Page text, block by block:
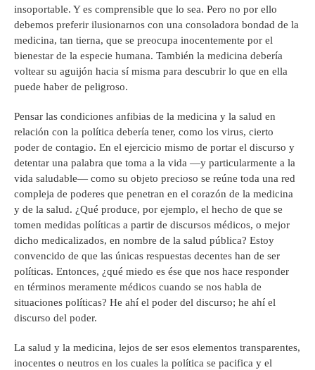
insoportable. Y es comprensible que lo sea. Pero no por ello
debemos preferir ilusionarnos con una consoladora bondad de la
medicina, tan tierna, que se preocupa inocentemente por el
bienestar de la especie humana. También la medicina debería
voltear su aguijón hacia sí misma para descubrir lo que en ella
puede haber de peligroso.
Pensar las condiciones anfibias de la medicina y la salud en
relación con la política debería tener, como los virus, cierto
poder de contagio. En el ejercicio mismo de portar el discurso y
detentar una palabra que toma a la vida —y particularmente a la
vida saludable— como su objeto precioso se reúne toda una red
compleja de poderes que penetran en el corazón de la medicina
y de la salud. ¿Qué produce, por ejemplo, el hecho de que se
tomen medidas políticas a partir de discursos médicos, o mejor
dicho medicalizados, en nombre de la salud pública? Estoy
convencido de que las únicas respuestas decentes han de ser
políticas. Entonces, ¿qué miedo es ése que nos hace responder
en términos meramente médicos cuando se nos habla de
situaciones políticas? He ahí el poder del discurso; he ahí el
discurso del poder.
La salud y la medicina, lejos de ser esos elementos transparentes,
inocentes o neutros en los cuales la política se pacifica y el